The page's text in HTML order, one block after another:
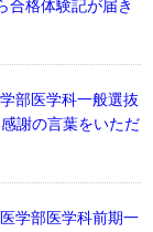
合格体験記が届き
部医学科一般選抜
謝の言葉をいただ
学部医学科前期一